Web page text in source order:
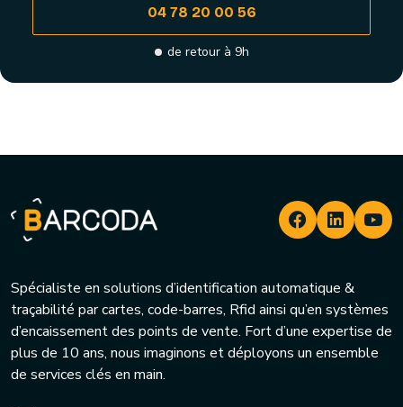
04 78 20 00 56
de retour à 9h
Spécialiste en solutions d’identification automatique &
traçabilité par cartes, code-barres, Rfid ainsi qu’en systèmes
d’encaissement des points de vente. Fort d’une expertise de
plus de 10 ans, nous imaginons et déployons un ensemble
de services clés en main.